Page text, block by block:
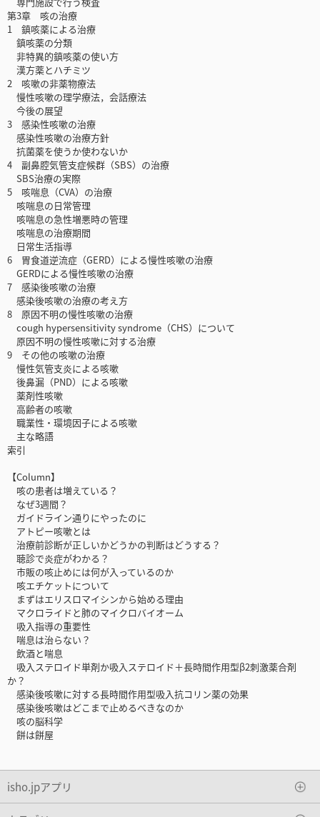
第3章 咳の治療
1 鎮咳薬による治療
鎮咳薬の分類
非特異的鎮咳薬の使い方
漢方薬とハチミツ
2 咳嗽の非薬物療法
慢性咳嗽の理学療法，会話療法
今後の展望
3 感染性咳嗽の治療
感染性咳嗽の治療方針
抗菌薬を使うか使わないか
4 副鼻腔気管支症候群（SBS）の治療
SBS治療の実際
5 咳喘息（CVA）の治療
咳喘息の日常管理
咳喘息の急性増悪時の管理
咳喘息の治療期間
日常生活指導
6 胃食道逆流症（GERD）による慢性咳嗽の治療
GERDによる慢性咳嗽の治療
7 感染後咳嗽の治療
感染後咳嗽の治療の考え方
8 原因不明の慢性咳嗽の治療
cough hypersensitivity syndrome（CHS）について
原因不明の慢性咳嗽に対する治療
9 その他の咳嗽の治療
慢性気管支炎による咳嗽
後鼻漏（PND）による咳嗽
薬剤性咳嗽
高齢者の咳嗽
職業性・環境因子による咳嗽
主な略語
索引
【Column】
咳の患者は増えている？
なぜ3週間？
ガイドライン通りにやったのに
アトピー咳嗽とは
治療前診断が正しいかどうかの判断はどうする？
聴診で炎症がわかる？
市販の咳止めには何が入っているのか
咳エチケットについて
まずはエリスロマイシンから始める理由
マクロライドと肺のマイクロバイオーム
吸入指導の重要性
喘息は治らない？
飲酒と喘息
吸入ステロイド単剤か吸入ステロイド＋長時間作用型β2刺激薬合剤
か？
感染後咳嗽に対する長時間作用型吸入抗コリン薬の効果
感染後咳嗽はどこまで止めるべきなのか
咳の脳科学
餅は餅屋
isho.jpアプリ